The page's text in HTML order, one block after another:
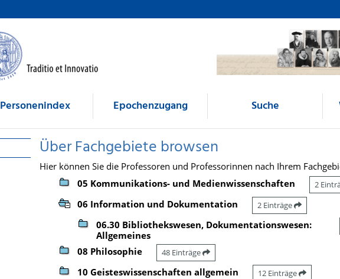
Personenindex Epochenzugang Suche
Über Fachgebiete browsen
Hier können Sie die Professoren und Professorinnen nach Ihrem
05 Kommunikations- und Medienwissenschaften
2
06 Information und Dokumentation 2 Einträge
06.30 Bibliothekswesen, Dokumentationswesen:
Allgemeines
08 Philosophie 48 Einträge
10 Geisteswissenschaften allgemein 12 Einträge